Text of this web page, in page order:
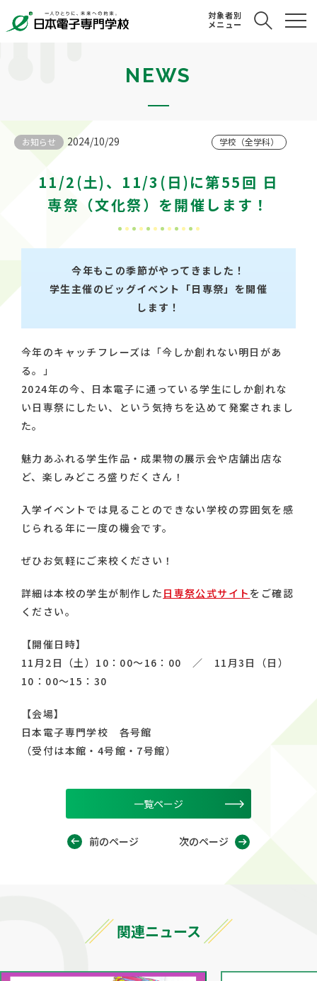
対象者別
メニュー
NEWS
お知らせ 2024/10/29 学校（全学科）
11/2(土)、11/3(日)に第55回 日
専祭（文化祭）を開催します！
今年もこの季節がやってきました！
学生主催のビッグイベント「日専祭」を開催
します！
今年のキャッチフレーズは「今しか創れない明日があ
る。」
2024年の今、日本電子に通っている学生にしか創れな
い日専祭にしたい、という気持ちを込めて発案されまし
た。
魅力あふれる学生作品・成果物の展示会や店舗出店な
ど、楽しみどころ盛りだくさん！
入学イベントでは見ることのできない学校の雰囲気を感
じられる年に一度の機会です。
ぜひお気軽にご来校ください！
詳細は本校の学生が制作した 日専祭公式サイト をご確認
ください。
【開催日時】
11月2日（土）10：00～16：00 ／ 11月3日（日）
10：00～15：30
【会場】
日本電子専門学校 各号館
（受付は本館・4号館・7号館）
前のページ
一覧ページ
次のページ
関連ニュース